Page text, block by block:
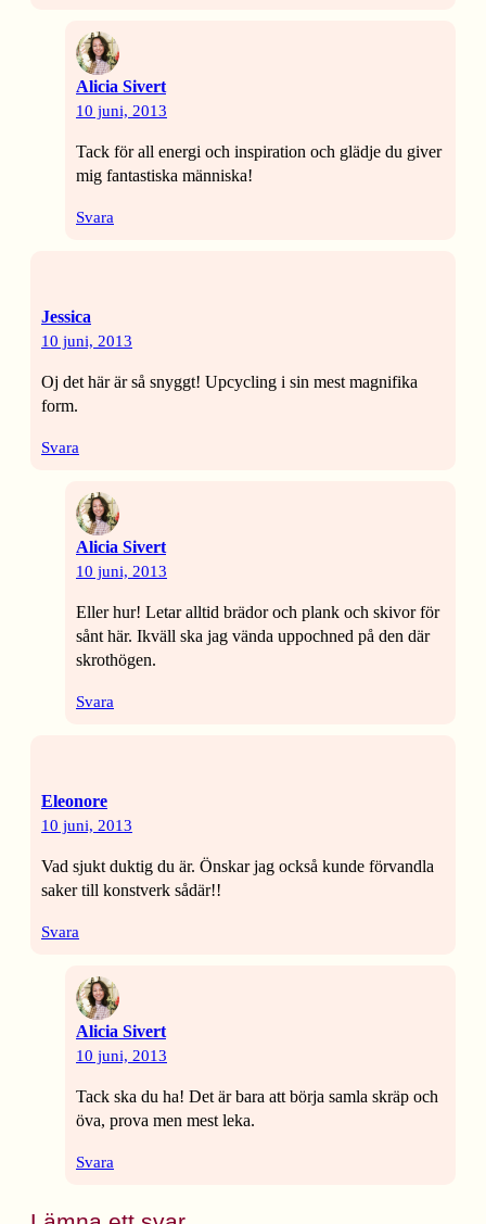
Alicia Sivert
10 juni, 2013
Tack för all energi och inspiration och glädje du giver
mig fantastiska människa!
Svara
Jessica
10 juni, 2013
Oj det här är så snyggt! Upcycling i sin mest magnifika
form.
Svara
Alicia Sivert
10 juni, 2013
Eller hur! Letar alltid brädor och plank och skivor för
sånt här. Ikväll ska jag vända uppochned på den där
skrothögen.
Svara
Eleonore
10 juni, 2013
Vad sjukt duktig du är. Önskar jag också kunde förvandla
saker till konstverk sådär!!
Svara
Alicia Sivert
10 juni, 2013
Tack ska du ha! Det är bara att börja samla skräp och
öva, prova men mest leka.
Svara